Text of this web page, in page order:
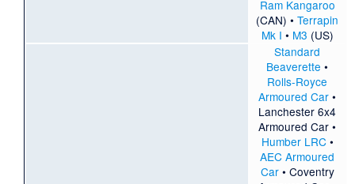
Ram Kangaroo
(CAN) •Terrapin
Mk I • M3 (US)
Standard
Beaverette •
Rolls-Royce
Armoured Car •
Lanchester 6x4
Armoured Car •
Humber LRC•
AEC Armoured
Car• Coventry